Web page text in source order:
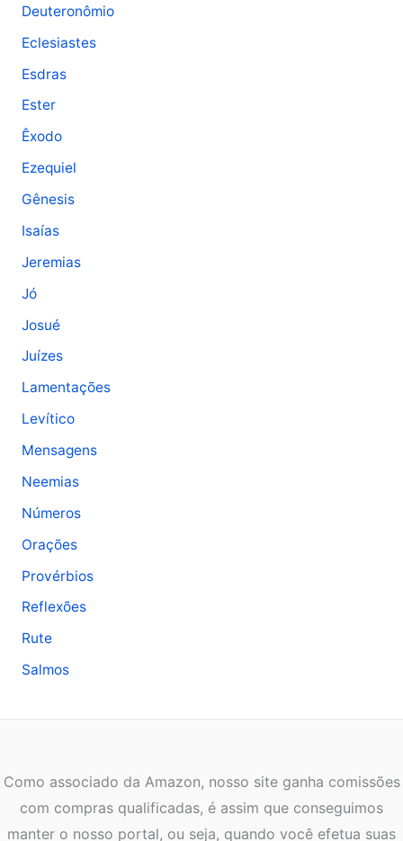
Deuteronômio
Eclesiastes
Esdras
Ester
Êxodo
Ezequiel
Gênesis
Isaías
Jeremias
Jó
Josué
Juízes
Lamentações
Levítico
Mensagens
Neemias
Números
Orações
Provérbios
Reflexões
Rute
Salmos
Como associado da Amazon, nosso site ganha comissões
com compras qualificadas, é assim que conseguimos
manter o nosso portal, ou seja, quando você efetua suas